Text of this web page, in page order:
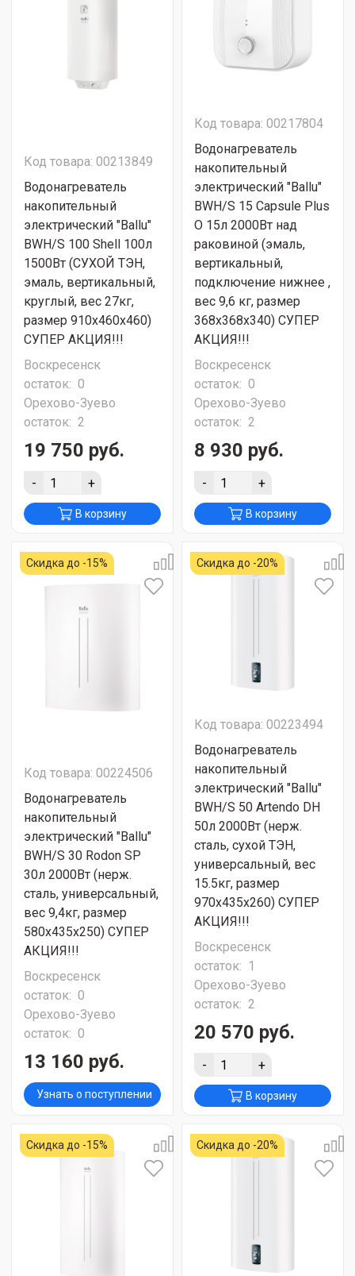
Код товара: 00213849
Водонагреватель
накопительный
электрический "Ballu"
BWH/S 100 Shell 100л
1500Вт (СУХОЙ ТЭН,
эмаль, вертикальный,
круглый, вес 27кг,
размер 910х460х460)
СУПЕР АКЦИЯ!!!
Воскресенск
остаток: 0
Орехово-Зуево
остаток: 2
19 750 руб.
- +
В корзину
Код товара: 00217804
Водонагреватель
накопительный
электрический "Ballu"
BWH/S 15 Capsule Plus
O 15л 2000Вт над
раковиной (эмаль,
вертикальный,
подключение нижнее ,
вес 9,6 кг, размер
368x368x340) СУПЕР
АКЦИЯ!!!
Воскресенск
остаток: 0
Орехово-Зуево
остаток: 2
8 930 руб.
- +
В корзину
Скидка до -15%
Код товара: 00224506
Водонагреватель
накопительный
электрический "Ballu"
BWH/S 30 Rodon SP
30л 2000Вт (нерж.
сталь, универсальный,
вес 9,4кг, размер
580x435x250) СУПЕР
АКЦИЯ!!!
Воскресенск
остаток: 0
Орехово-Зуево
остаток: 0
13 160 руб.
Узнать о поступлении
Скидка до -20%
Код товара: 00223494
Водонагреватель
накопительный
электрический "Ballu"
BWH/S 50 Artendo DH
50л 2000Вт (нерж.
сталь, сухой ТЭН,
универсальный, вес
15.5кг, размер
970x435x260) СУПЕР
АКЦИЯ!!!
Воскресенск
остаток: 1
Орехово-Зуево
остаток: 2
20 570 руб.
- +
В корзину
Скидка до -15% Скидка до -20%